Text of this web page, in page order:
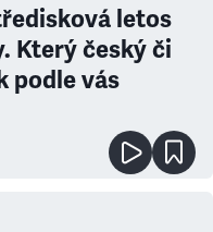
letos
Který český či
podle vás